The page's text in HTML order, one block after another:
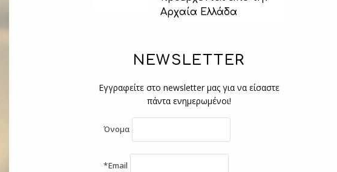
Αρχαία Ελλάδα
NEWSLETTER
Εγγραφείτε στο newsletter μας για να είσαστε
πάντα ενημερωμένοι!
Όνομα
*Email